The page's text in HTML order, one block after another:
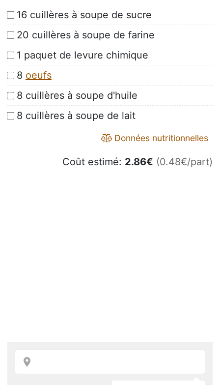
16 cuillères à soupe de sucre
20 cuillères à soupe de farine
1 paquet de levure chimique
8 oeufs
8 cuillères à soupe d'huile
8 cuillères à soupe de lait
Données nutritionnelles
Coût estimé: 2.86€ (0.48€/part)